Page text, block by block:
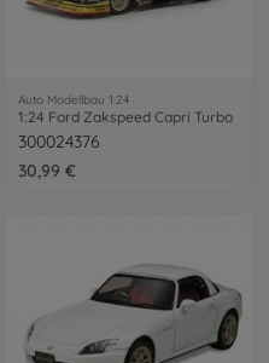
Auto Modellbau 1:24
1:24 Ford Zakspeed Capri Turbo
300024376
30,99 €